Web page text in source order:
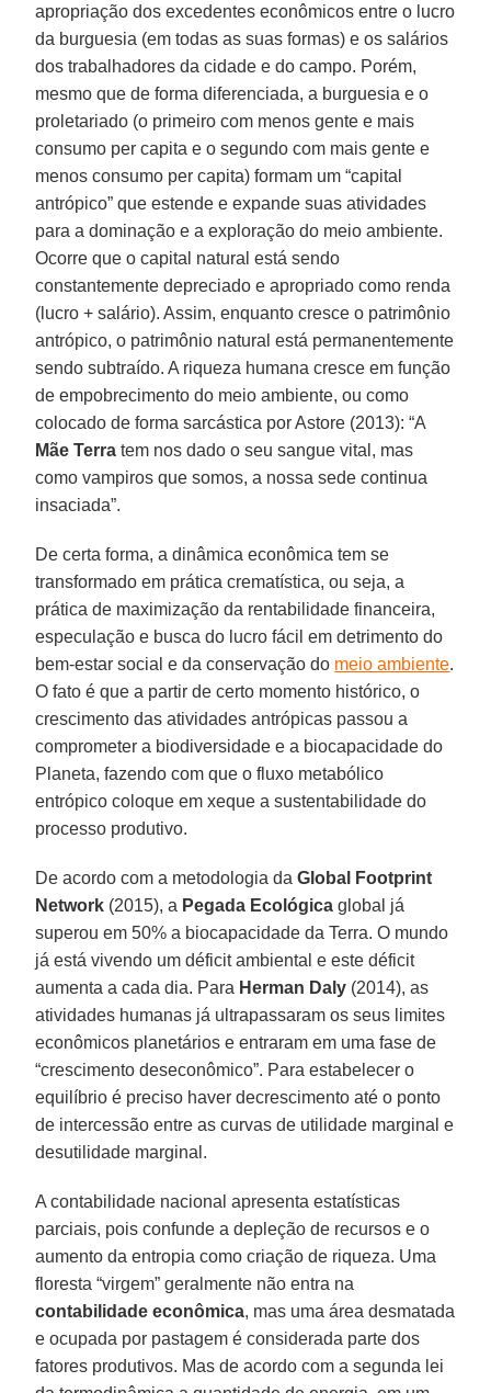
apropriação dos excedentes econômicos entre o lucro
da burguesia (em todas as suas formas) e os salários
dos trabalhadores da cidade e do campo. Porém,
mesmo que de forma diferenciada, a burguesia e o
proletariado (o primeiro com menos gente e mais
consumo per capita e o segundo com mais gente e
menos consumo per capita) formam um “capital
antrópico” que estende e expande suas atividades
para a dominação e a exploração do meio ambiente.
Ocorre que o capital natural está sendo
constantemente depreciado e apropriado como renda
(lucro + salário). Assim, enquanto cresce o patrimônio
antrópico, o patrimônio natural está permanentemente
sendo subtraído. A riqueza humana cresce em função
de empobrecimento do meio ambiente, ou como
colocado de forma sarcástica por Astore (2013): “A
Mãe Terra tem nos dado o seu sangue vital, mas
como vampiros que somos, a nossa sede continua
insaciada”.
De certa forma, a dinâmica econômica tem se
transformado em prática crematística, ou seja, a
prática de maximização da rentabilidade financeira,
especulação e busca do lucro fácil em detrimento do
bem-estar social e da conservação do meio ambiente.
O fato é que a partir de certo momento histórico, o
crescimento das atividades antrópicas passou a
comprometer a biodiversidade e a biocapacidade do
Planeta, fazendo com que o fluxo metabólico
entrópico coloque em xeque a sustentabilidade do
processo produtivo.
De acordo com a metodologia daGlobal Footprint
Network (2015), a Pegada Ecológica global já
superou em 50% a biocapacidade da Terra. O mundo
já está vivendo um déficit ambiental e este déficit
aumenta a cada dia. Para Herman Daly (2014), as
atividades humanas já ultrapassaram os seus limites
econômicos planetários e entraram em uma fase de
“crescimento deseconômico”. Para estabelecer o
equilíbrio é preciso haver decrescimento até o ponto
de intercessão entre as curvas de utilidade marginal e
desutilidade marginal.
A contabilidade nacional apresenta estatísticas
parciais, pois confunde a depleção de recursos e o
aumento da entropia como criação de riqueza. Uma
floresta “virgem” geralmente não entra na
contabilidade econômica, mas uma área desmatada
e ocupada por pastagem é considerada parte dos
fatores produtivos. Mas de acordo com a segunda lei